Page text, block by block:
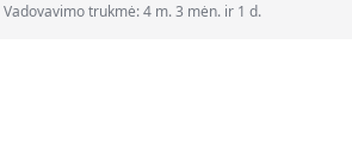
trukmė: 4 m. 3 mėn. ir 1 d.